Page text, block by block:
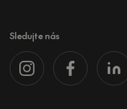
Sledujte nás